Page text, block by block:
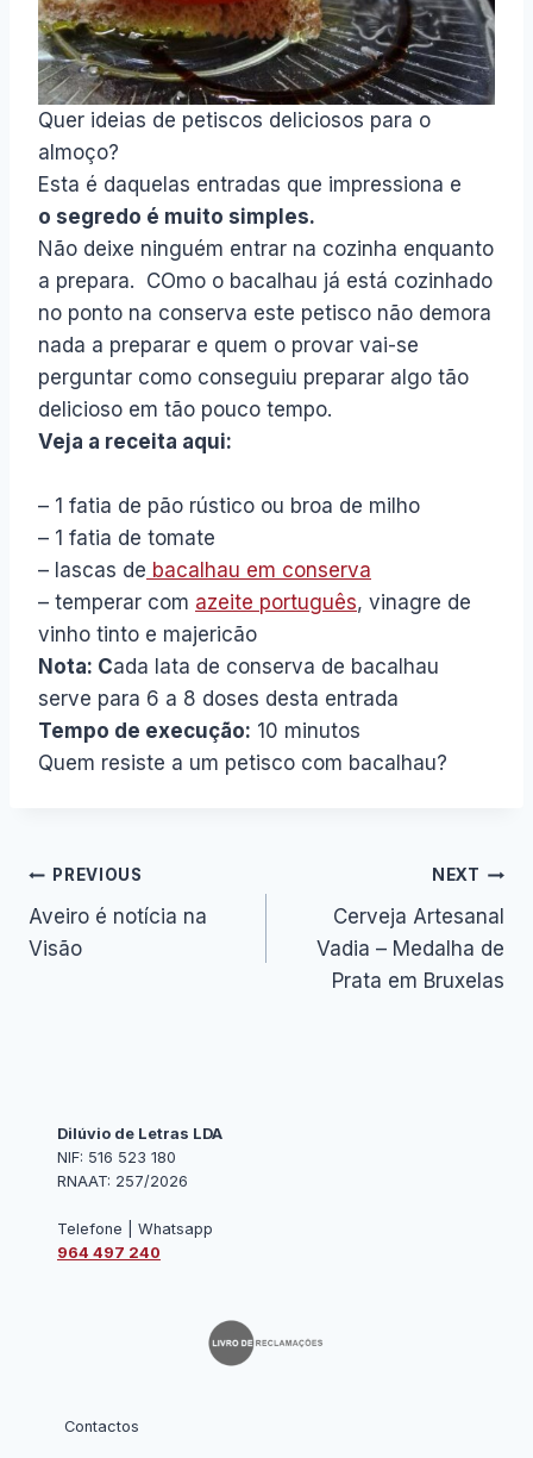
Quer ideias de petiscos deliciosos para o
almoço?
Esta é daquelas entradas que impressiona e
o segredo é muito simples.
Não deixe ninguém entrar na cozinha enquanto
a prepara. COmo o bacalhau já está cozinhado
no ponto na conserva este petisco não demora
nada a preparar e quem o provar vai-se
perguntar como conseguiu preparar algo tão
delicioso em tão pouco tempo.
Veja a receita aqui:
– 1 fatia de pão rústico ou broa de milho
– 1 fatia de tomate
– lascas de bacalhau em conserva
– temperar com azeite português, vinagre de
vinho tinto e majericão
Nota: Cada lata de conserva de bacalhau
serve para 6 a 8 doses desta entrada
Tempo de execução: 10 minutos
Quem resiste a um petisco com bacalhau?
Navegação
de
PREVIOUS
Aveiro é notícia na
Visão
NEXT
Cerveja Artesanal
Vadia – Medalha de
Prata em Bruxelas
Dilúvio de Letras LDA
NIF: 516 523 180
RNAAT: 257/2026
Telefone | Whatsapp
964 497 240
Contactos